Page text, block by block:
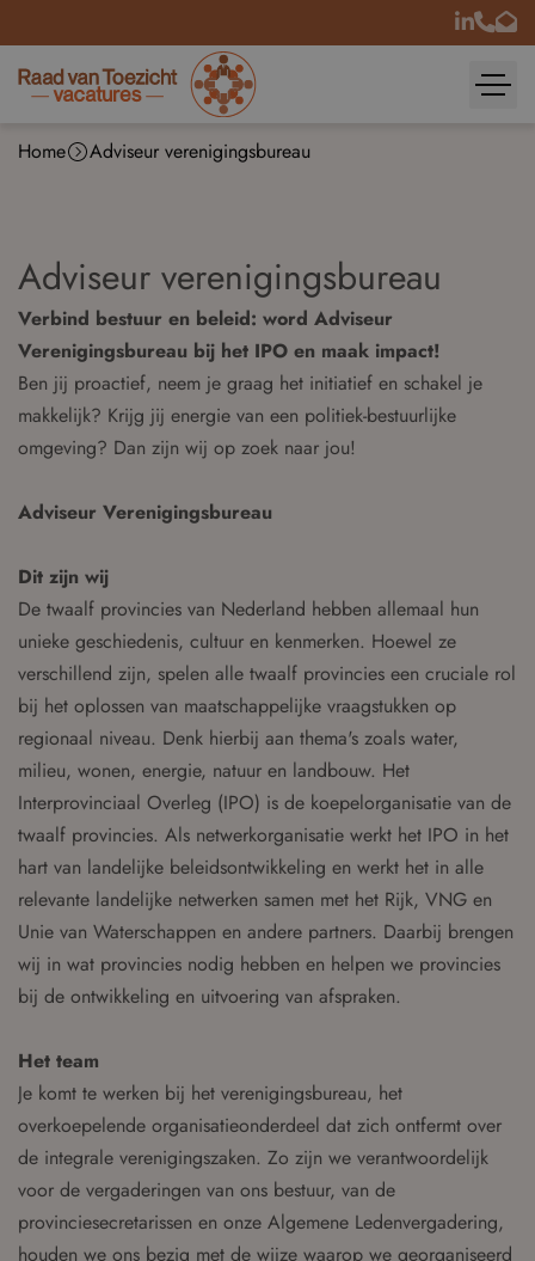
Home Adviseur verenigingsbureau
Adviseur verenigingsbureau
Verbind bestuur en beleid: word Adviseur
Verenigingsbureau bij het IPO en maak impact!
Ben jij proactief, neem je graag het initiatief en schakel je
makkelijk? Krijg jij energie van een politiek-bestuurlijke
omgeving? Dan zijn wij op zoek naar jou!
Adviseur Verenigingsbureau
Dit zijn wij
De twaalf provincies van Nederland hebben allemaal hun
unieke geschiedenis, cultuur en kenmerken. Hoewel ze
verschillend zijn, spelen alle twaalf provincies een cruciale rol
bij het oplossen van maatschappelijke vraagstukken op
regionaal niveau. Denk hierbij aan thema's zoals water,
milieu, wonen, energie, natuur en landbouw. Het
Interprovinciaal Overleg (IPO) is de koepelorganisatie van de
twaalf provincies. Als netwerkorganisatie werkt het IPO in het
hart van landelijke beleidsontwikkeling en werkt het in alle
relevante landelijke netwerken samen met het Rijk, VNG en
Unie van Waterschappen en andere partners. Daarbij brengen
wij in wat provincies nodig hebben en helpen we provincies
bij de ontwikkeling en uitvoering van afspraken.
Het team
Je komt te werken bij het verenigingsbureau, het
overkoepelende organisatieonderdeel dat zich ontfermt over
de integrale verenigingszaken. Zo zijn we verantwoordelijk
voor de vergaderingen van ons bestuur, van de
provinciesecretarissen en onze Algemene Ledenvergadering,
houden we ons bezig met de wijze waarop we georganiseerd